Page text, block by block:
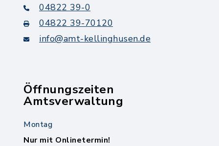
04822 39-0
04822 39-70120
info@amt-kellinghusen.de
Öffnungszeiten
Amtsverwaltung
Montag
Nur mit Onlinetermin!